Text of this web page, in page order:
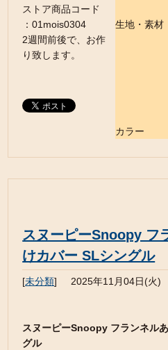
生地・素材
カラー
ストア商品コード
：01mois0304
2週間前後で、お作
り致します。
スヌーピーSnoopy フ
けカバー SLシングル
[未分類] 2025年11月04日(火)
スヌーピーSnoopy フランネル
グル